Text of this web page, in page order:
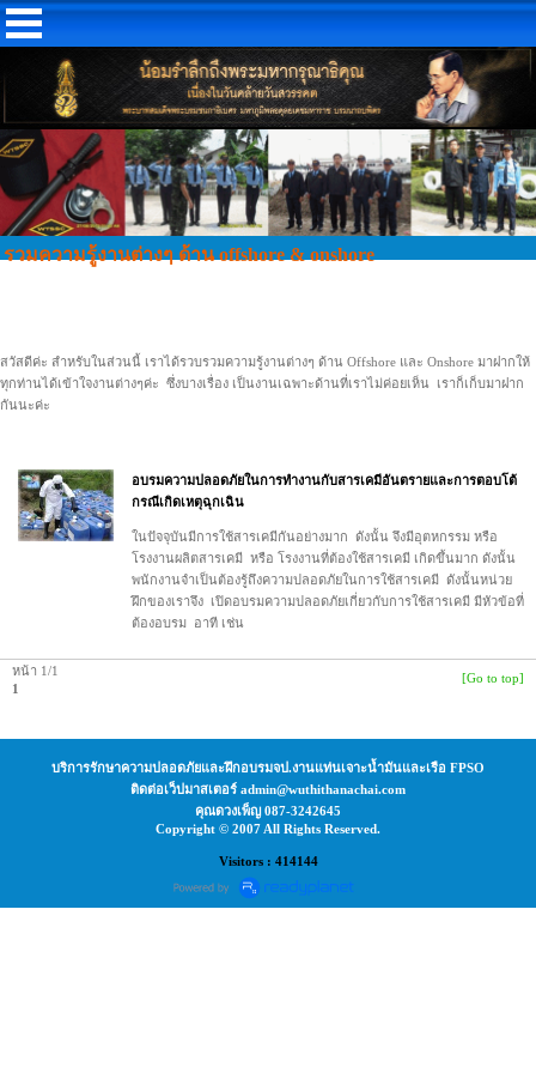
รวมความรู้งานต่างๆ ด้าน offshore & onshore
สวัสดีค่ะ สำหรับในส่วนนี้ เราได้รวบรวมความรู้งานต่างๆ ด้าน Offshore และ Onshore มาฝากให้
ทุกท่านได้เข้าใจงานต่างๆค่ะ ซึ่งบางเรื่อง เป็นงานเฉพาะด้านที่เราไม่ค่อยเห็น เราก็เก็บมาฝาก
กันนะค่ะ
อบรมความปลอดภัยในการทำงานกับสารเคมีอันตรายและการตอบโต้
กรณีเกิดเหตุฉุกเฉิน
ในปัจจุบันมีการใช้สารเคมีกันอย่างมาก ดังนั้น จึงมีอุตหกรรม หรือ
โรงงานผลิตสารเคมี หรือ โรงงานที่ต้องใช้สารเคมี เกิดขึ้นมาก ดังนั้น
พนักงานจำเป็นต้องรู้ถึงความปลอดภัยในการใช้สารเคมี ดังนั้นหน่วย
ฝึกของเราจึง เปิดอบรมความปลอดภัยเกี่ยวกับการใช้สารเคมี มีหัวข้อที่
ต้องอบรม อาที เช่น
หน้า 1/1
1
[Go to top]
บริการรักษาความปลอดภัยและฝึกอบรมจป.งานแท่นเจาะน้ำมันและเรือ FPSO
ติดต่อเว็ปมาสเตอร์ admin@wuthithanachai.com
คุณดวงเพ็ญ 087-3242645
Copyright © 2007 All Rights Reserved.
Visitors : 414144